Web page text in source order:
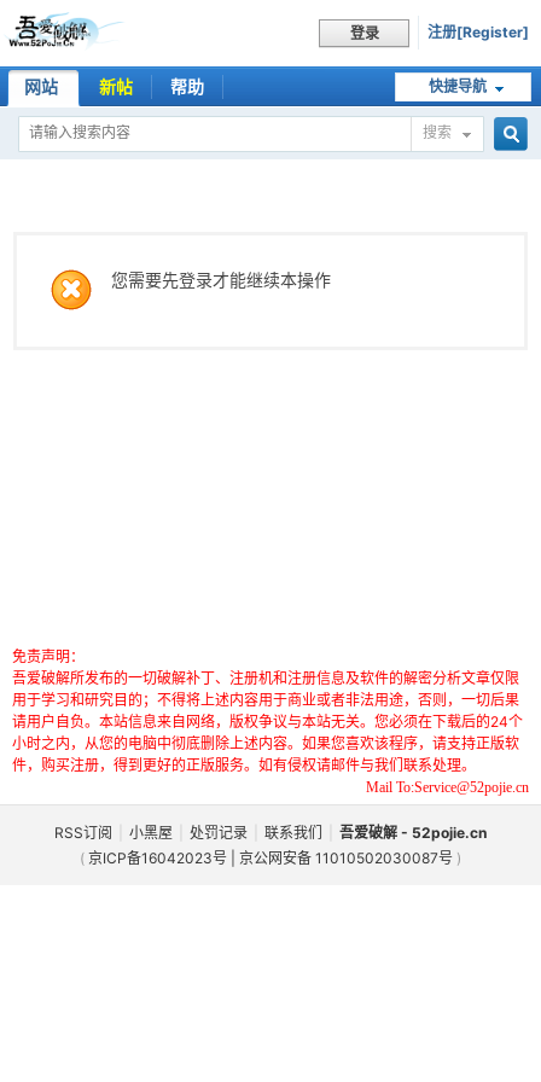
登录 注册[Register]
快捷导航
网站 新帖 帮助
搜索
您需要先登录才能继续本操作
免责声明：
吾爱破解所发布的一切破解补丁、注册机和注册信息及软件的解密分析文章仅限
用于学习和研究目的；不得将上述内容用于商业或者非法用途，否则，一切后果
请用户自负。本站信息来自网络，版权争议与本站无关。您必须在下载后的24个
小时之内，从您的电脑中彻底删除上述内容。如果您喜欢该程序，请支持正版软
件，购买注册，得到更好的正版服务。如有侵权请邮件与我们联系处理。
Mail To:Service@52pojie.cn
RSS订阅 小黑屋 处罚记录 联系我们
吾爱破解 - 52pojie.cn
( 京ICP备16042023号 | 京公网安备 11010502030087号 )